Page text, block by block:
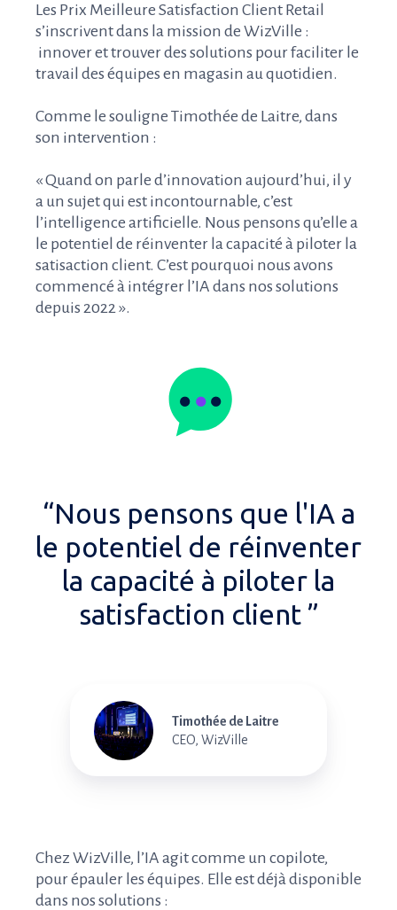
Les Prix Meilleure Satisfaction Client Retail
s’inscrivent dans la mission de WizVille :
innover et trouver des solutions pour faciliter le
travail des équipes en magasin au quotidien.
Comme l e souligne Timothée de Laitre, dans
son intervention :
« Quand on parle d’innovation aujourd’hui, il y
a un sujet qui est incontournable, c’est
l’intelligence artificielle. Nous pensons qu’elle a
le potentiel de réinventer la capacité à piloter la
satisaction client. C’est pourquoi nous avons
commencé à intégrer l’IA dans nos solutions
depuis 2022 ».
“Nous pensons que l'IA a
le potentiel de réinventer
la capacité à piloter la
satisfaction client ”
Timothée de Laitre
CEO, WizVille
Chez WizVille, l’IA agit comme un copilote,
pour épauler les équipes. Elle est déjà disponible
dans nos solutions :